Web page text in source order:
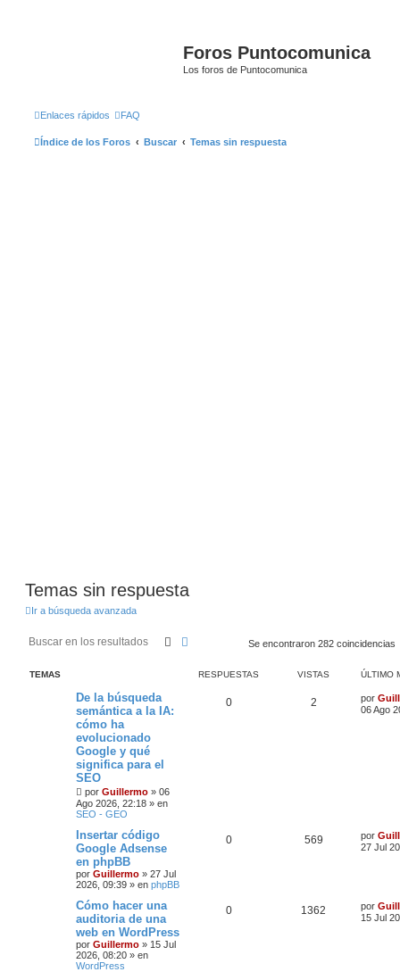
Foros Puntocomunica
Los foros de Puntocomunica
Enlaces rápidos FAQ
Índice de los Foros Buscar Temas sin respuesta
Temas sin respuesta
Ir a búsqueda avanzada
BuscarBúsqueda avanzadaSe encontraron 282 coincidencias
TEMAS RESPUESTAS VISTAS ÚLTIMO
De la búsqueda
semántica a la IA:
cómo ha
evolucionado
Google y qué
significa para el
SEO
por Guillermo » 06
Ago 2026, 22:18 » en
SEO - GEO
0 2 por
06 Ago
Insertar código
Google Adsense
en phpBB
por Guillermo » 27 Jul
2026, 09:39 » en phpBB
0 569 por
27 Jul
Cómo hacer una
auditoria de una
web en WordPress
por Guillermo » 15 Jul
2026, 08:20 » en
WordPress
0 1362 por
15 Jul